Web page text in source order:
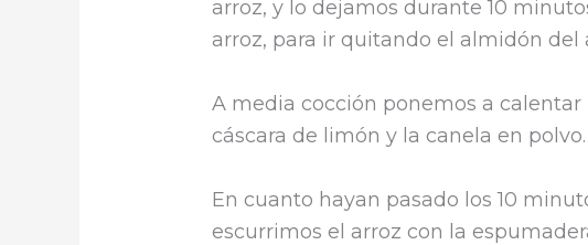
arroz, y lo dejamos durante 10
arroz, para ir quitando el almidón del
A media cocción ponemos a
cáscara de limón y la canela en polvo.
En cuanto hayan pasado los 10
escurrimos el arroz con la